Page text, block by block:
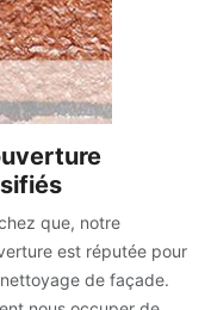
que, notre
est réputée pour
de façade.